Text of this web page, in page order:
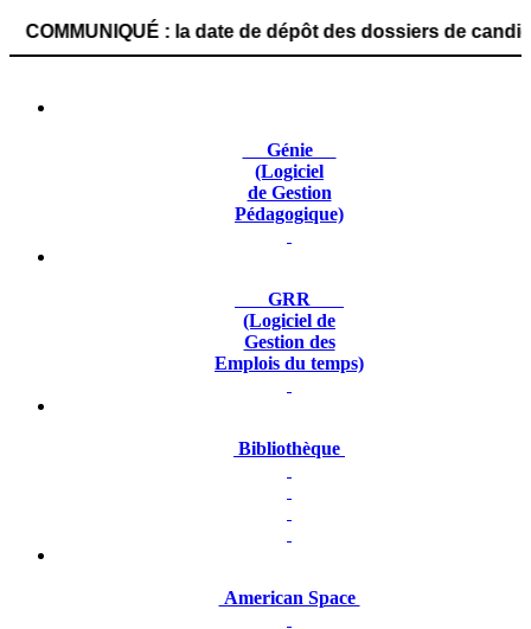
: la date de dépôt des dossiers de
Génie
(Logiciel
de Gestion
Pédagogique)
GRR
(Logiciel de
Gestion des
Emplois du temps)
Bibliothèque
American Space